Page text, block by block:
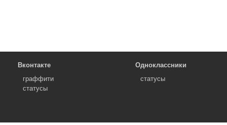
Вконтакте
граффити
статусы
Одноклассники
статусы